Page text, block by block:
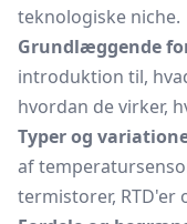
teknologiske niche.
Grundlæggende
introduktion til,
hvordan de virker,
Typer og
af
termistorer, RTD'er